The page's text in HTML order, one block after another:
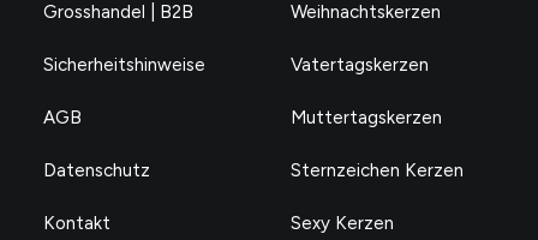
Grosshandel | B2B
Sicherheitshinweise
AGB
Datenschutz
Kontakt
Weihnachtskerzen
Vatertagskerzen
Muttertagskerzen
Sternzeichen Kerzen
Sexy Kerzen